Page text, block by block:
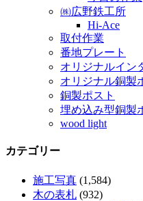
㈱広野鉄工所
Hi-Ace
取付作業
番地プレート
オリジナルイン
オリジナル銅製
銅製ポスト
埋め込み型銅製
wood light
カテゴリー
施工写真 (1,584)
木の表札 (932)